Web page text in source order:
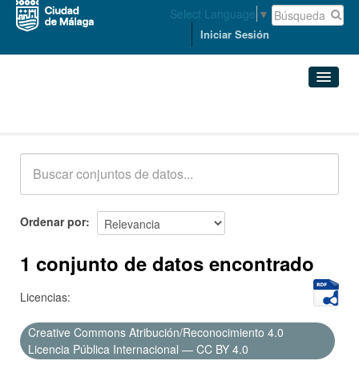
Select Language ▼
Iniciar Sesión
Acerca de
Ordenar por
1 conjunto de datos encontrado
Licencias:
Creative Commons Atribución/Reconocimiento 4.0
Licencia Pública Internacional — CC BY 4.0